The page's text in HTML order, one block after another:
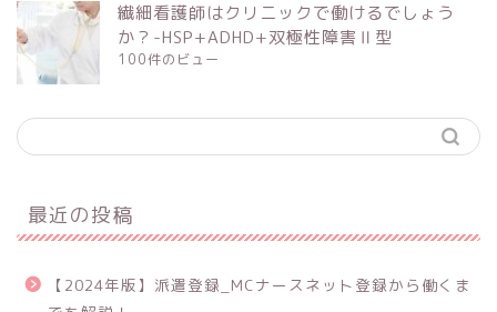
繊細看護師はクリニックで働けるでしょう
か？-HSP+ADHD+双極性障害Ⅱ型
100件のビュー
最近の投稿
【2024年版】派遣登録_MCナースネット登録から働くま